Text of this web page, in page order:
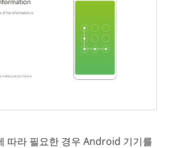
따라 필요한 경우 Android 기기를